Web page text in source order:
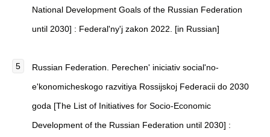
National Development Goals of the Russian Federation
until 2030] : Federal'ny'j zakon 2022. [in Russian]
Russian Federation. Perechen' iniciativ social'no-
e'konomicheskogo razvitiya Rossijskoj Federacii do 2030
goda [The List of Initiatives for Socio-Economic
Development of the Russian Federation until 2030] :